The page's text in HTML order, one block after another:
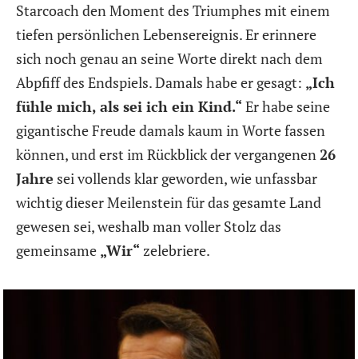
Starcoach den Moment des Triumphes mit einem
tiefen persönlichen Lebensereignis. Er erinnere
sich noch genau an seine Worte direkt nach dem
Abpfiff des Endspiels. Damals habe er gesagt: „Ich
fühle mich, als sei ich ein Kind.“ Er habe seine
gigantische Freude damals kaum in Worte fassen
können, und erst im Rückblick der vergangenen26
Jahre sei vollends klar geworden, wie unfassbar
wichtig dieser Meilenstein für das gesamte Land
gewesen sei, weshalb man voller Stolz das
gemeinsame „Wir“ zelebriere.